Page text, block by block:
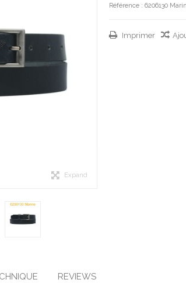
Expand
Référence : 6206130
Imprimer
REVIEWS